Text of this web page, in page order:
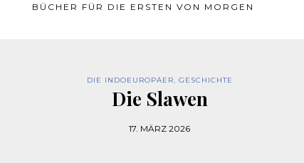
BÜCHER FÜR DIE ERSTEN VON MORGEN
DIE INDOEUROPÄER, GESCHICHTE
Die Slawen
17. MÄRZ 2026